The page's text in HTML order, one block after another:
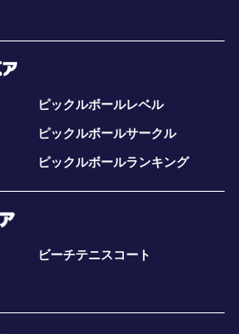
ピックルボールレベル
ピックルボールサークル
ピックルボールランキング
ビーチテニスコート